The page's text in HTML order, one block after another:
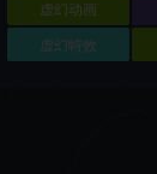
虚幻动画
虚幻特效